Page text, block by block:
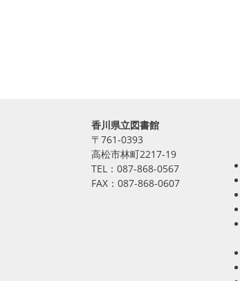
香川県立図書館
〒761-0393
高松市林町2217-19
TEL：087-868-0567
FAX：087-868-0607